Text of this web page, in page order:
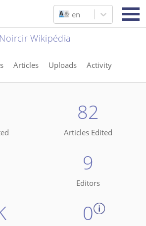
en
Noircir Wikipédia
Articles Uploads Activity
82
Articles Edited
9
Editors
0